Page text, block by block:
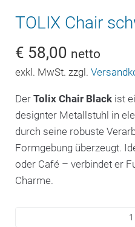
TOLIX Chair
€ 58,00 netto
exkl. MwSt. zzgl.
Der Tolix Chair Black ist
designter Metallstuhl in
durch seine robuste
Formgebung überzeugt.
oder Café – verbindet er
Charme.